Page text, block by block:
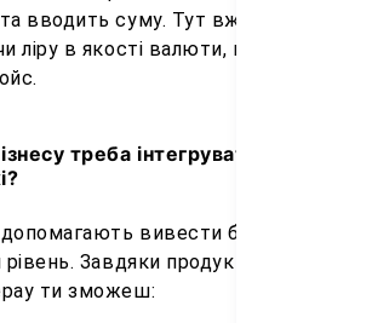
вводить суму. Тут вже можна
ліру в якості валюти, в якій буде
треба інтегрувати
допомагають вивести будь-який
Завдяки продуктам та
ти зможеш: